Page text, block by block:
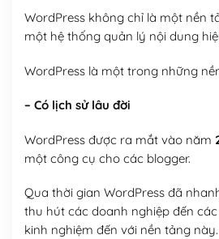
WordPress không chỉ là một nền
một hệ thống quản lý nội dung
WordPress là một trong những
– Có lịch sử lâu đời
WordPress được ra mắt vào năm
một công cụ cho các blogger.
Qua thời gian WordPress đã
thu hút các doanh nghiệp đến
kinh nghiệm đến với nền tảng này.